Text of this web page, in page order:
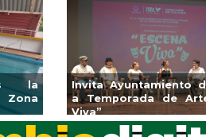
Coatzacoalcos
halterofilia con la
2026